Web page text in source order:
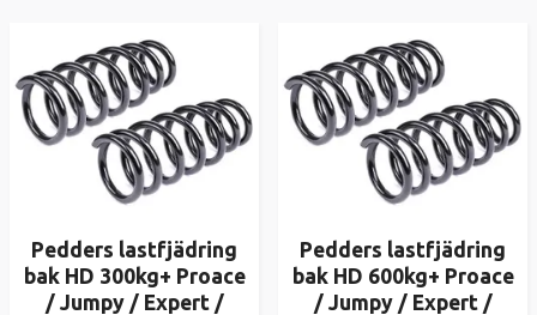
Pedders lastfjädring
bak HD 300kg+ Proace
/ Jumpy / Expert /
Pedders lastfjädring
bak HD 600kg+ Proace
/ Jumpy / Expert /